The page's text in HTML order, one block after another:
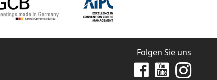
Folgen Sie uns
Zu Facebook
Zu Youtube
Zu